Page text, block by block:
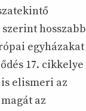
hosszabb
egyházakat
17. cikkelye
elismeri az
az